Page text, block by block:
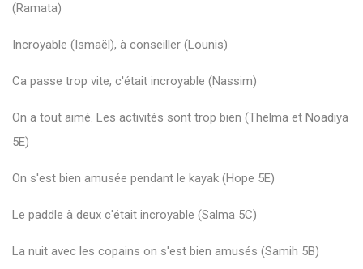
(Ramata)
Incroyable (Ismaël), à conseiller (Lounis)
Ca passe trop vite, c'était incroyable (Nassim)
On a tout aimé. Les activités sont trop bien (Thelma et Noadiya
5E)
On s'est bien amusée pendant le kayak (Hope 5E)
Le paddle à deux c'était incroyable (Salma 5C)
La nuit avec les copains on s'est bien amusés (Samih 5B)